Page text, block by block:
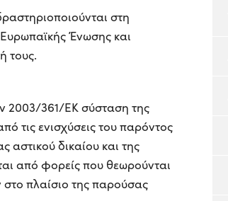
στη
Ένωσης και
τους.
2003/361/ΕΚ σύσταση της
τις ενισχύσεις του παρόντος
αστικού δικαίου και της
από φορείς που θεωρούνται
στο πλαίσιο της παρούσας